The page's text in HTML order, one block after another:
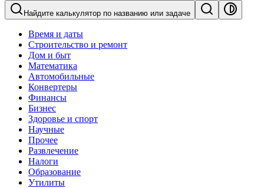
Найдите калькулятор по названию или задаче
Время и даты
Строительство и ремонт
Дом и быт
Математика
Автомобильные
Конвертеры
Финансы
Бизнес
Здоровье и спорт
Научные
Прочее
Развлечение
Налоги
Образование
Утилиты